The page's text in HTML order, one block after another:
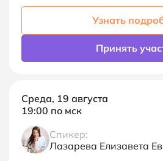
Узнать
Принять
Среда, 19 августа
19:00 по мск
Спикер:
Лазарева Елизавета